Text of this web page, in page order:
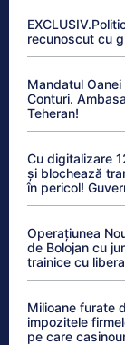
recunoscut cu
Mandatul
Conturi.
Teheran!
Cu digitalizare
și blochează
în pericol!
Operațiunea
de Bolojan cu
trainice cu
Milioane furate
impozitele
pe care